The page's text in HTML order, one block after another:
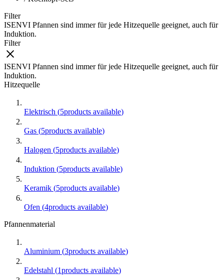
Filter
ISENVI Pfannen sind immer für jede Hitzequelle geeignet, auch für
Induktion.
Filter
ISENVI Pfannen sind immer für jede Hitzequelle geeignet, auch für
Induktion.
Hitzequelle
Elektrisch (5products available)
Gas (5products available)
Halogen (5products available)
Induktion (5products available)
Keramik (5products available)
Ofen (4products available)
Pfannenmaterial
Aluminium (3products available)
Edelstahl (1products available)